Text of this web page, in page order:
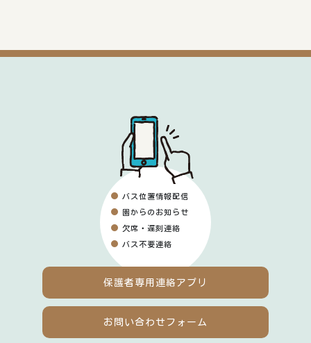
お問い合わせフォーム
保護者専用 連絡アプリ
バス位置情報配信
園からのお知らせ
欠席・遅刻連絡
バス不要連絡